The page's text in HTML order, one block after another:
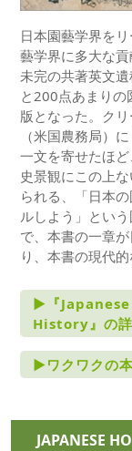
日本園藝学界を
藝学界に多大な
未完の共著英文
と200点あまりの
版となった。ク
（米国農務局）
一文を寄せたほ
史景観にこの上
られる、「日本
ルしよう」とい
で、本書の一章
り、本書の現代
►​​『
History』の詳
►ワクワクの
JAPANESE